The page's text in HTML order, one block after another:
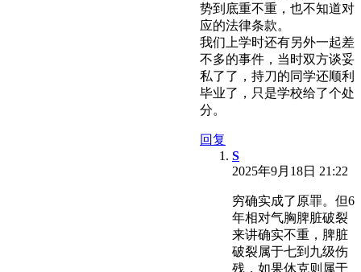
势到底重不重，也不知道对
应的法律条款。
我们上学时还有另外一起差
不多的事件，当时双方谈妥
私了了，持刀的同学还顺利
毕业了，只是学校给了个处
分。
回复
S
2025年9月18日 21:22
穷确实成了原罪。但6
年相对气胸脾脏破裂
来讲确实不重，脾脏
破裂属于七到九级伤
残，如果休克则属于